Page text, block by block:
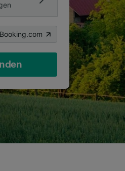
Booking.com